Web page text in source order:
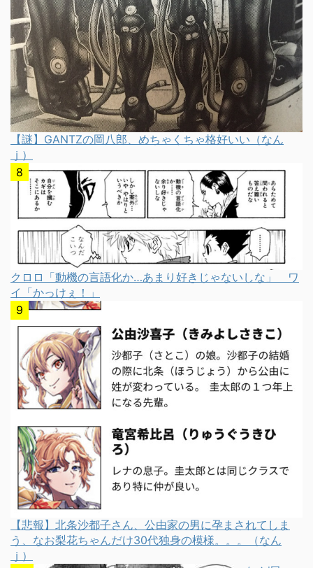
【謎】GANTZの岡八郎、めちゃくちゃ格好いい（なん
ｊ）
クロロ「動機の言語化か…あまり好きじゃないしな」 ワ
イ「かっけぇ！」
【悲報】北条沙都子さん、公由家の男に孕まされてしま
う、なお梨花ちゃんだけ30代独身の模様。。。（なん
ｊ）